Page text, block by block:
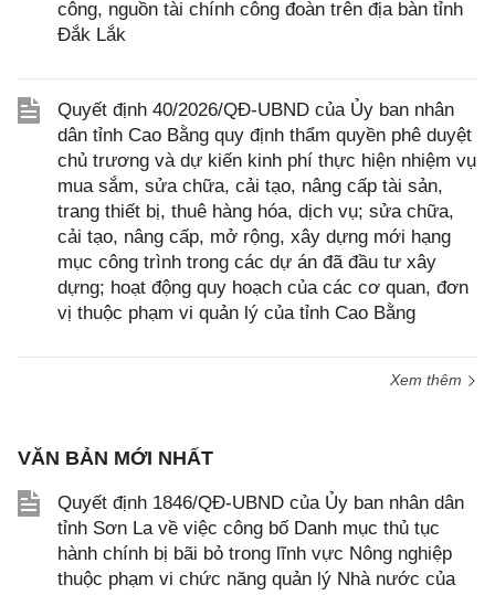
công, nguồn tài chính công đoàn trên địa bàn tỉnh
Đắk Lắk
Quyết định 40/2026/QĐ-UBND của Ủy ban nhân
dân tỉnh Cao Bằng quy định thẩm quyền phê duyệt
chủ trương và dự kiến kinh phí thực hiện nhiệm vụ
mua sắm, sửa chữa, cải tạo, nâng cấp tài sản,
trang thiết bị, thuê hàng hóa, dịch vụ; sửa chữa,
cải tạo, nâng cấp, mở rộng, xây dựng mới hạng
mục công trình trong các dự án đã đầu tư xây
dựng; hoạt động quy hoạch của các cơ quan, đơn
vị thuộc phạm vi quản lý của tỉnh Cao Bằng
Xem thêm
VĂN BẢN MỚI NHẤT
Quyết định 1846/QĐ-UBND của Ủy ban nhân dân
tỉnh Sơn La về việc công bố Danh mục thủ tục
hành chính bị bãi bỏ trong lĩnh vực Nông nghiệp
thuộc phạm vi chức năng quản lý Nhà nước của